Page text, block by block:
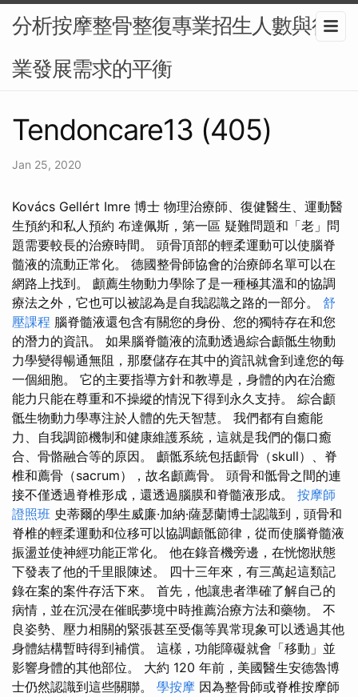
分析按摩整骨整復專業招生人數與行
業發展需求的平衡
Tendoncare13 (405)
Jan 25, 2020
Kovács Gellért Imre 博士 物理治療師、復健醫生、運動醫
生預約和私人預約 布達佩斯，第一區 疑難問題和「老」問
題需要較長的治療時間。 頭骨頂部的輕柔運動可以使腦脊
髓液的流動正常化。 德國整骨師協會的治療師名單可以在
網路上找到。 顱薦生物動力學除了是一種極其溫和的協調
療法之外，它也可以被認為是自我認識之路的一部分。 舒
壓課程 腦脊髓液還包含有關您的身份、您的獨特存在和您
的潛力的資訊。 如果腦脊髓液的流動透過綜合顱骶生物動
力學變得暢通無阻，那麼儲存在其中的資訊就會到達您的每
一個細胞。 它的主要指導方針和教導是，身體的內在治癒
能力只能在尊重和不操縱的情況下得到永久支持。 綜合顱
骶生物動力學專注於人體的先天智慧。 我們都有自癒能
力、自我調節機制和健康維護系統，這就是我們的傷口癒
合、骨骼融合等的原因。 顱骶系統包括顱骨（skull）、脊
椎和薦骨（sacrum），故名顱薦骨。 頭骨和骶骨之間的連
接不僅透過脊椎形成，還透過腦膜和脊髓液形成。 按摩師
證照班 史蒂爾的學生威廉·加納·薩瑟蘭博士認識到，頭骨和
脊椎的輕柔運動和位移可以協調顱骶節律，從而使腦脊髓液
振盪並使神經功能正常化。 他在錄音機旁邊，在恍惚狀態
下發表了他的千里眼陳述。 四十三年來，有三萬起這類記
錄在案的案件存活下來。 首先，他讓患者準確了解自己的
病情，並在沉浸在催眠夢境中時推薦治療方法和藥物。 不
良姿勢、壓力相關的緊張甚至受傷等異常現象可以透過其他
身體結構暫時得到補償。 這樣，功能障礙就會「移動」並
影響身體的其他部位。 大約 120 年前，美國醫生安德魯博
士仍然認識到這些關聯。 學按摩 因為整骨師或脊椎按摩師